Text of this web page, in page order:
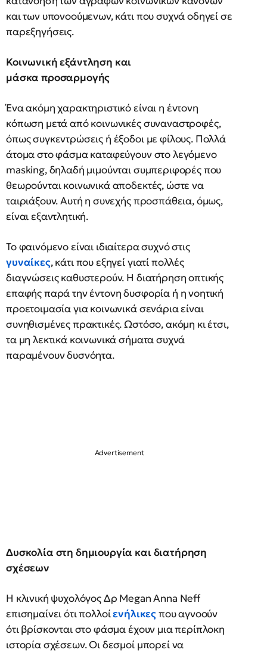
και των υπονοούμενων, κάτι που συχνά οδηγεί σε
παρεξηγήσεις.
Κοινωνική εξάντληση και
μάσκα προσαρμογής
Ένα ακόμη χαρακτηριστικό είναι η έντονη
κόπωση μετά από κοινωνικές συναναστροφές,
όπως συγκεντρώσεις ή έξοδοι με φίλους. Πολλά
άτομα στο φάσμα καταφεύγουν στο λεγόμενο
masking, δηλαδή μιμούνται συμπεριφορές που
θεωρούνται κοινωνικά αποδεκτές, ώστε να
ταιριάξουν. Αυτή η συνεχής προσπάθεια, όμως,
είναι εξαντλητική.
Το φαινόμενο είναι ιδιαίτερα συχνό στις
γυναίκες, κάτι που εξηγεί γιατί πολλές
διαγνώσεις καθυστερούν. Η διατήρηση οπτικής
επαφής παρά την έντονη δυσφορία ή η νοητική
προετοιμασία για κοινωνικά σενάρια είναι
συνηθισμένες πρακτικές. Ωστόσο, ακόμη κι έτσι,
τα μη λεκτικά κοινωνικά σήματα συχνά
παραμένουν δυσνόητα.
Δυσκολία στη δημιουργία και διατήρηση
σχέσεων
Η κλινική ψυχολόγος Δρ Megan Anna Neff
επισημαίνει ότι πολλοίενήλικεςπου αγνοούν
ότι βρίσκονται στο φάσμα έχουν μια περίπλοκη
ιστορία σχέσεων. Οι δεσμοί μπορεί να